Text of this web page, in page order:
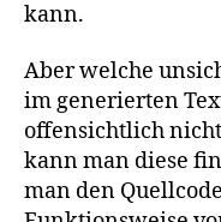
kann.
Aber welche
im generierten
offensichtlich
kann man diese
man den